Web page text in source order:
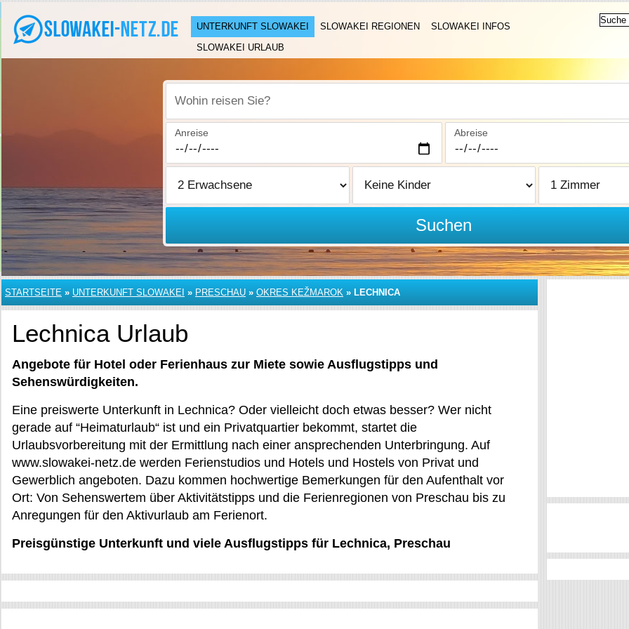
UNTERKUNFT SLOWAKEI SLOWAKEI REGIONEN
SLOWAKEI INFOS
SLOWAKEI URLAUB
Wohin reisen Sie?
Anreise Abreise
Suchen
STARTSEITE » UNTERKUNFT SLOWAKEI » PRESCHAU » OKRES KEŽMAROK » LECHNICA
Lechnica Urlaub
Angebote für Hotel oder Ferienhaus zur Miete sowie Ausflugstipps und
Sehenswürdigkeiten.
Eine preiswerte Unterkunft in Lechnica? Oder vielleicht doch etwas besser? Wer nicht
gerade auf “Heimaturlaub“ ist und ein Privatquartier bekommt, startet die
Urlaubsvorbereitung mit der Ermittlung nach einer ansprechenden Unterbringung. Auf
www.slowakei-netz.de werden Ferienstudios und Hotels und Hostels von Privat und
Gewerblich angeboten. Dazu kommen hochwertige Bemerkungen für den Aufenthalt vor
Ort: Von Sehenswertem über Aktivitätstipps und die Ferienregionen von Preschau bis zu
Anregungen für den Aktivurlaub am Ferienort.
Preisgünstige Unterkunft und viele Ausflugstipps für Lechnica, Preschau